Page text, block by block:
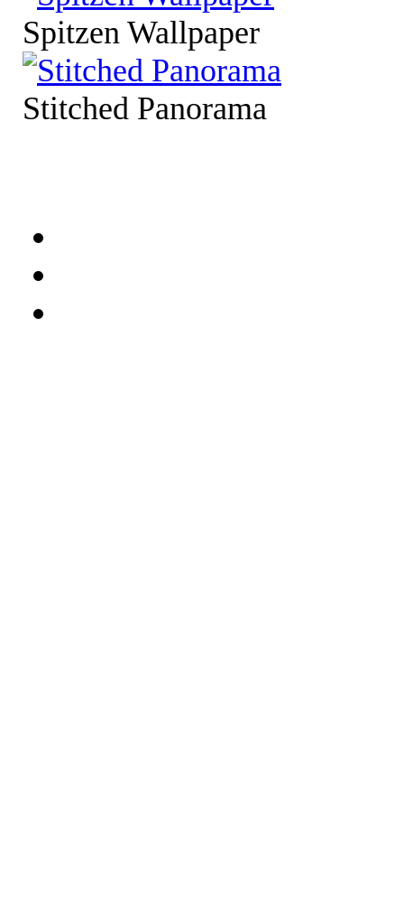
Spitzen Wallpaper
Stitched Panorama